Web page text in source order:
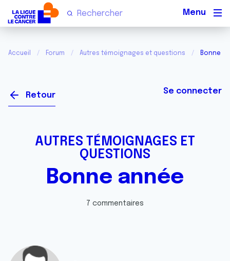
Accueil Forum Autres témoignages et questions Bonne
Retour Se connecter
AUTRES TÉMOIGNAGES ET
QUESTIONS
Bonne année
7 commentaires